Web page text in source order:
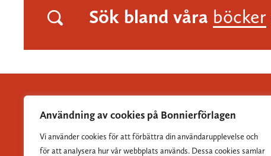
Användning av cookies på Bonnierförlagen
Vi använder cookies för att förbättra din användarupplevelse och
för att analysera hur vår webbplats används. Dessa cookies samlar
Sök bland våra böcker
Albert Bonniers Förlag grundades 1837 och är Sveriges